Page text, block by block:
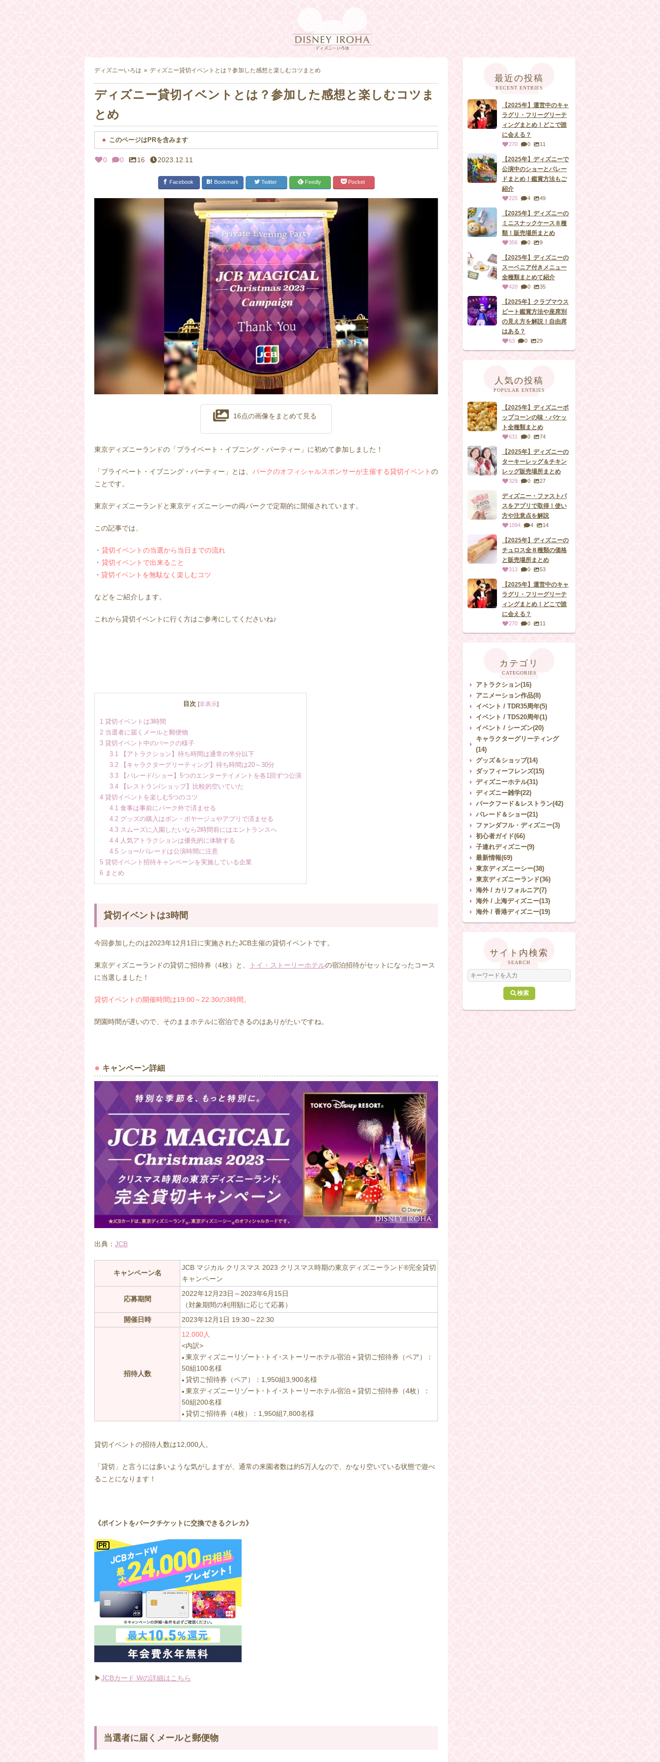
ディズニーいろは ディズニー貸切イベントとは？参加した感想と楽しむコツまとめ
ディズニー貸切イベントとは？参加した感想と楽しむコツま
とめ
このページはPRを含みます
0 0 16 2023.12.11
Facebook Bookmark Twitter Feedly Pocket
16点の画像をまとめて見る
東京ディズニーランドの「プライベート・イブニング・パーティー」に初めて参加しました！
「プライベート・イブニング・パーティー」とは、 パークのオフィシャルスポンサーが主催する貸切イベントの
ことです。
東京ディズニーランドと東京ディズニーシーの両パークで定期的に開催されています。
この記事では、
・ 貸切イベントの当選から当日までの流れ
・ 貸切イベントで出来ること
・ 貸切イベントを無駄なく楽しむコツ
などをご紹介します。
これから貸切イベントに行く方はご参考にしてくださいね♪
目次 [非表示]
1 貸切イベントは3時間
2 当選者に届くメールと郵便物
3 貸切イベント中のパークの様子
3.1【アトラクション】待ち時間は通常の半分以下
3.2【キャラクターグリーティング】待ち時間は20～30分
3.3【パレード/ショー】5つのエンターテイメントを各1回ずつ公演
3.4【レストラン/ショップ】比較的空いていた
4 貸切イベントを楽しむ5つのコツ
4.1食事は事前にパーク外で済ませる
4.2グッズの購入はボン・ボヤージュやアプリで済ませる
4.3スムーズに入園したいなら2時間前にはエントランスへ
4.4人気アトラクションは優先的に体験する
4.5ショー/パレードは公演時間に注意
5 貸切イベント招待キャンペーンを実施している企業
6 まとめ
貸切イベントは3時間
今回参加したのは2023年12月1日に実施されたJCB主催の貸切イベントです。
東京ディズニーランドの貸切ご招待券（4枚）と、 トイ・ストーリーホテルの宿泊招待がセットになったコース
に当選しました！
貸切イベントの開催時間は19:00～22:30の3時間。
閉園時間が遅いので、そのままホテルに宿泊できるのはありがたいですね。
キャンペーン詳細
出典： JCB
キャンペーン名
JCB マジカル クリスマス 2023 クリスマス時期の東京ディズニーランド®完全貸切
キャンペーン
応募期間
2022年12月23日～2023年6月15日
（対象期間の利用額に応じて応募）
開催日時
2023年12月1日 19:30～22:30
招待人数
12,000人
<内訳>
● 東京ディズニーリゾート･トイ･ストーリーホテル宿泊＋貸切ご招待券（ペア）：
50組100名様
● 貸切ご招待券（ペア）：1,950組3,900名様
● 東京ディズニーリゾート･トイ･ストーリーホテル宿泊＋貸切ご招待券（4枚）：
50組200名様
● 貸切ご招待券（4枚）：1,950組7,800名様
貸切イベントの招待人数は12,000人。
「貸切」と言うには多いような気がしますが、通常の来園者数は約5万人なので、かなり空いている状態で遊べ
ることになります！
《ポイントをパークチケットに交換できるクレカ》
▶JCBカード Wの詳細はこちら
当選者に届くメールと郵便物
最近の投稿
RECENT ENTRIES
【2025年】運営中のキャ
ラグリ・フリーグリーテ
ィングまとめ！どこで誰
に会える？
270 0 11
【2025年】ディズニーで
公演中のショーとパレー
ドまとめ！鑑賞方法もご
紹介
225 4 49
【2025年】ディズニーの
ミニスナックケース８種
類！販売場所まとめ
356 0 9
【2025年】ディズニーの
スーベニア付きメニュー
全種類まとめて紹介
420 0 35
【2025年】クラブマウス
ビート鑑賞方法や座席別
の見え方を解説！自由席
はある？
63 0 29
人気の投稿
POPULAR ENTRIES
【2025年】ディズニーポ
ップコーンの味・バケッ
ト全種類まとめ
631 0 74
【2025年】ディズニーの
ターキーレッグ＆チキン
レッグ販売場所まとめ
329 0 27
ディズニー・ファストパ
スをアプリで取得！使い
方や注意点を解説
1094 4 14
【2025年】ディズニーの
チュロス全８種類の価格
と販売場所まとめ
313 0 53
【2025年】運営中のキャ
ラグリ・フリーグリーテ
ィングまとめ！どこで誰
に会える？
270 0 11
カテゴリ
CATEGORIES
アトラクション(16)
アニメーション作品(8)
イベント / TDR35周年(5)
イベント / TDS20周年(1)
イベント / シーズン(20)
キャラクターグリーティング
(14)
グッズ＆ショップ(14)
ダッフィーフレンズ(15)
ディズニーホテル(31)
ディズニー雑学(22)
パークフード＆レストラン(42)
パレード＆ショー(21)
ファンダフル・ディズニー(3)
初心者ガイド(66)
子連れディズニー(9)
最新情報(69)
東京ディズニーシー(38)
東京ディズニーランド(36)
海外 / カリフォルニア(7)
海外 / 上海ディズニー(13)
海外 / 香港ディズニー(19)
サイト内検索
SEARCH
検索